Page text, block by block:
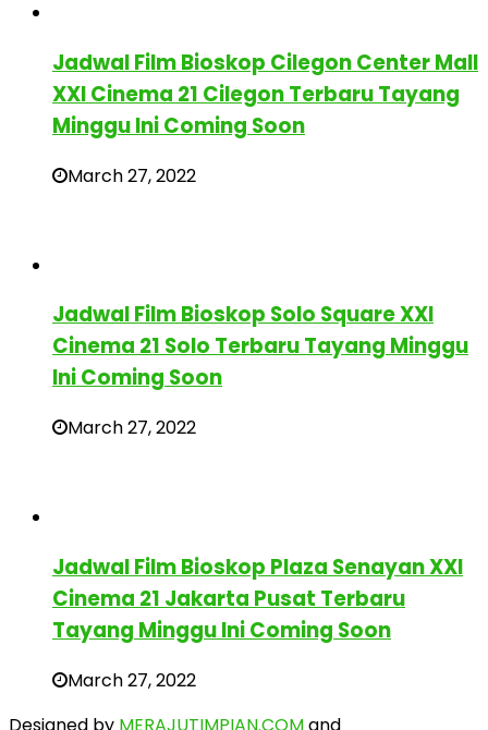
Jadwal Film Bioskop Cilegon Center Mall
XXI Cinema 21 Cilegon Terbaru Tayang
Minggu Ini Coming Soon
March 27, 2022
Jadwal Film Bioskop Solo Square XXI
Cinema 21 Solo Terbaru Tayang Minggu
Ini Coming Soon
March 27, 2022
Jadwal Film Bioskop Plaza Senayan XXI
Cinema 21 Jakarta Pusat Terbaru
Tayang Minggu Ini Coming Soon
March 27, 2022
Designed by MERAJUTIMPIAN.COMand